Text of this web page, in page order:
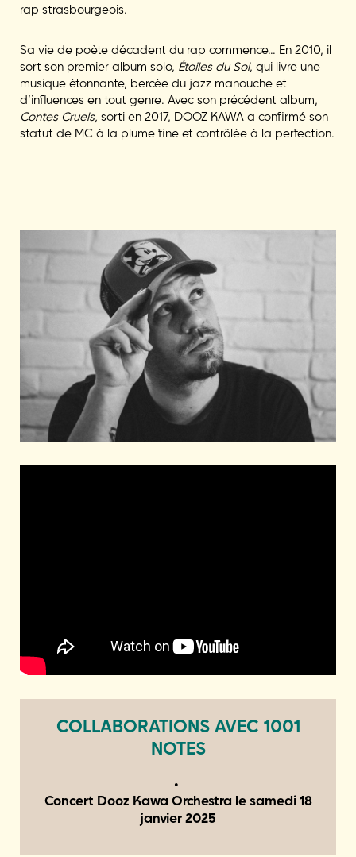
rap strasbourgeois.
Sa vie de poète décadent du rap commence… En 2010, il
sort son premier album solo, Étoiles du Sol, qui livre une
musique étonnante, bercée du jazz manouche et
d’influences en tout genre. Avec son précédent album,
Contes Cruels, sorti en 2017, DOOZ KAWA a confirmé son
statut de MC à la plume fine et contrôlée à la perfection.
COLLABORATIONS AVEC 1001
NOTES
Concert Dooz Kawa Orchestra lesamedi 18
janvier 2025